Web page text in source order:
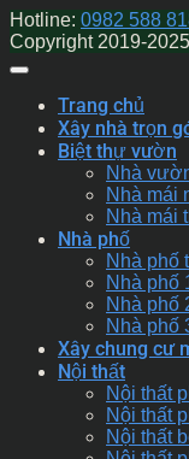
Hotline: 0982 588
Copyright 2019-
Trang chủ
Xây nhà trọn
Biệt thự vườn
Nhà
Nhà mái
Nhà mái
Nhà phố
Nhà phố
Nhà phố
Nhà phố
Nhà phố
Xây chung cư
Nội thất
Nội thất
Nội thất
Nội thất